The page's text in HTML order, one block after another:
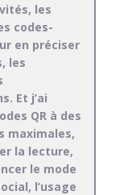
les
codes-
en préciser
les
Et j’ai
QR à des
maximales,
la lecture,
le mode
l’usage